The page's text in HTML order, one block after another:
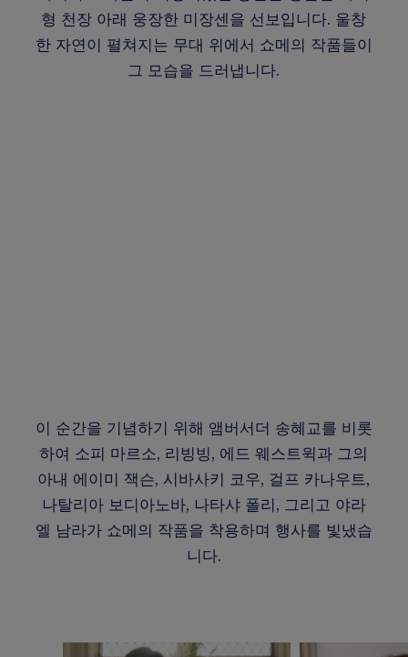
형 천장 아래 웅장한 미장센을 선보입니다. 울창
한 자연이 펼쳐지는 무대 위에서 쇼메의 작품들이
그 모습을 드러냅니다.
이 순간을 기념하기 위해 앰버서더 송혜교를 비롯
하여 소피 마르소, 리빙빙, 에드 웨스트윅과 그의
아내 에이미 잭슨, 시바사키 코우, 걸프 카나우트,
나탈리아 보디아노바, 나타샤 폴리, 그리고 야라
엘 남라가 쇼메의 작품을 착용하며 행사를 빛냈습
니다.